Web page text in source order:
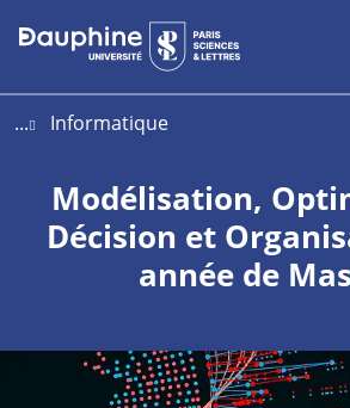
Aller
au
Aller
au
Plan
du
... Informatique
Modélisation,
Décision et
année de